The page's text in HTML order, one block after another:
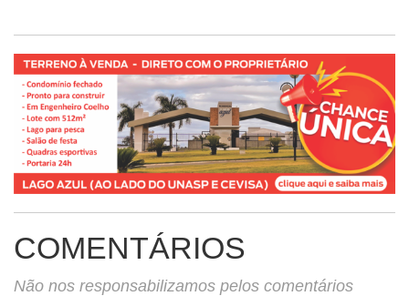
COMENTÁRIOS
Não nos responsabilizamos pelos comentários